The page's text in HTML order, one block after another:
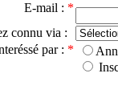
E-mail : *
connu via :
par : *